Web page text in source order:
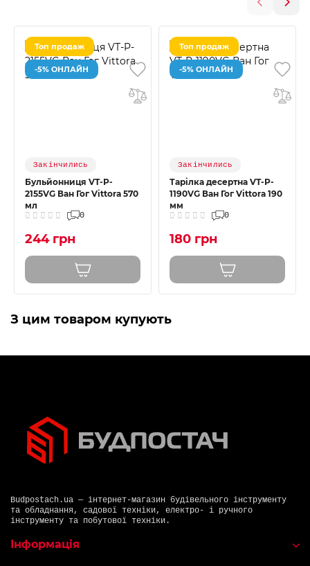
Топ продаж
-5% ОНЛАЙН
Закінчились
Бульйонниця VT-P-
2155VG Ван Гог Vittora 570
мл
0
244 грн
Топ продаж
-5% ОНЛАЙН
Закінчились
Тарілка десертна VT-P-
1190VG Ван Гог Vittora 190
мм
0
180 грн
З цим товаром купують
Budpostach.ua — інтернет-магазин будівельного інструменту
та обладнання, садової техніки, електро- і ручного
інструменту та побутової техніки.
Інформація